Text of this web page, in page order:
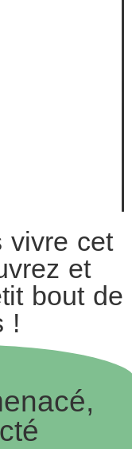
vivre cet
et
bout de
!